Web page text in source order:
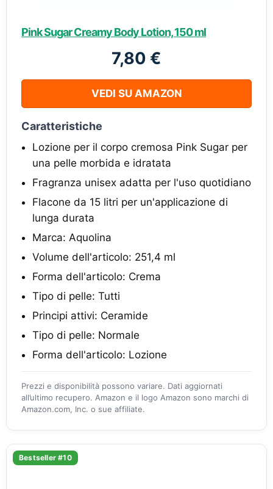
Pink Sugar Creamy Body Lotion, 150 ml
7,80 €
VEDI SU AMAZON
Caratteristiche
Lozione per il corpo cremosa Pink Sugar per
una pelle morbida e idratata
Fragranza unisex adatta per l'uso quotidiano
Flacone da 15 litri per un'applicazione di
lunga durata
Marca: Aquolina
Volume dell'articolo: 251,4 ml
Forma dell'articolo: Crema
Tipo di pelle: Tutti
Principi attivi: Ceramide
Tipo di pelle: Normale
Forma dell'articolo: Lozione
Prezzi e disponibilità possono variare. Dati aggiornati
all’ultimo recupero. Amazon e il logo Amazon sono marchi di
Amazon.com, Inc. o sue affiliate.
Bestseller #10